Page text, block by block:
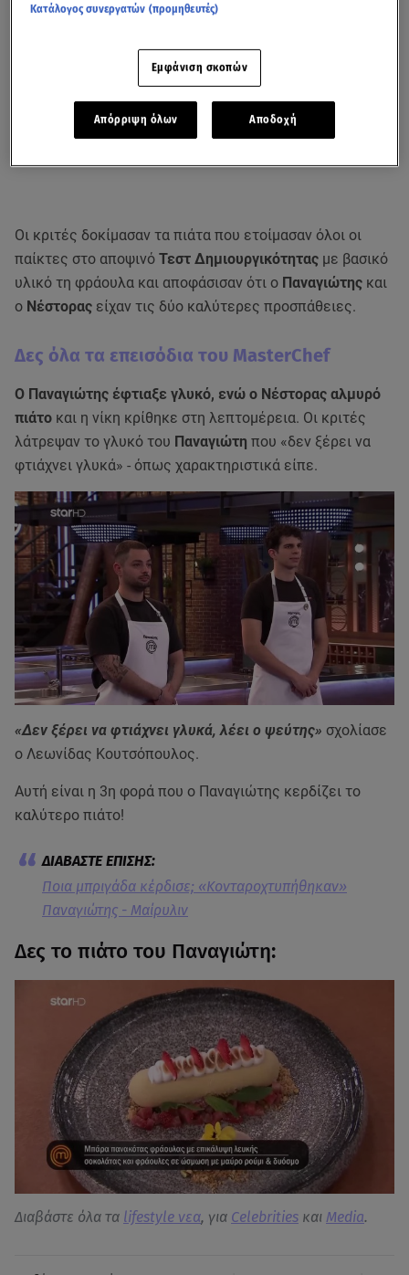
Οι κριτές δοκίμασαν τα πιάτα που ετοίμασαν όλοι οι
παίκτες στο αποψινό Τεστ Δημιουργικότητας με βασικό
υλικό τη φράουλα και αποφάσισαν ότι ο Παναγιώτης και
ο Νέστορας είχαν τις δύο καλύτερες προσπάθειες.
Δες όλα τα επεισόδια του MasterChef
Ο Παναγιώτης έφτιαξε γλυκό, ενώ ο Νέστορας αλμυρό
πιάτο και η νίκη κρίθηκε στη λεπτομέρεια. Οι κριτές
λάτρεψαν το γλυκό του Παναγιώτη που «δεν ξέρει να
φτιάχνει γλυκά» - όπως χαρακτηριστικά είπε.
«Δεν ξέρει να φτιάχνει γλυκά, λέει ο ψεύτης» σχολίασε
ο Λεωνίδας Κουτσόπουλος.
Αυτή είναι η 3η φορά που ο Παναγιώτης κερδίζει το
καλύτερο πιάτο!
Ποια μπριγάδα κέρδισε; «Κονταροχτυπήθηκαν»
Παναγιώτης - Μαίρυλιν
Δες το πιάτο του Παναγιώτη:
Διαβάστε όλα τα lifestyle νεα, για Celebrities και Media.
Κατάλογος συνεργατών (προμηθευτές)
Εμφάνιση σκοπών
Απόρριψη όλων Αποδοχή